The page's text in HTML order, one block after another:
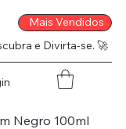
e Divirta-se. 🚀
Mais Vendidos
Negro 100ml